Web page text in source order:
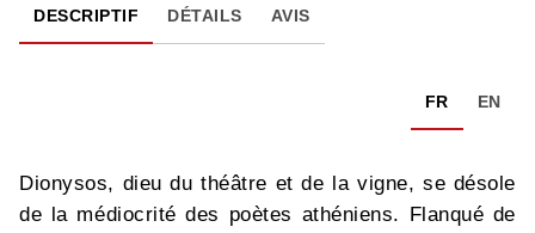
DESCRIPTIF DÉTAILS AVIS
FR EN
Dionysos, dieu du théâtre et de la vigne, se désole
de la médiocrité des poètes athéniens. Flanqué de